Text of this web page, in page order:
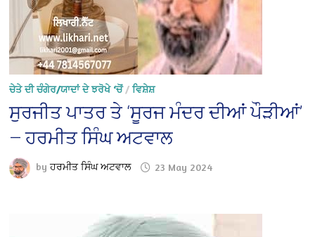
ਚੇਤੇ ਦੀ ਚੰਗੇਰ/ਯਾਦਾਂ ਦੇ ਝਰੋਖੇ ‘ਚੋਂ/ਵਿਸ਼ੇਸ਼
ਸੁਰਜੀਤ ਪਾਤਰ ਤੇ ‘ਸੂਰਜ ਮੰਦਰ ਦੀਆਂ ਪੌੜੀਆਂ’
— ਹਰਮੀਤ ਸਿੰਘ ਅਟਵਾਲ
byਹਰਮੀਤ ਸਿੰਘ ਅਟਵਾਲ 23 May 2024